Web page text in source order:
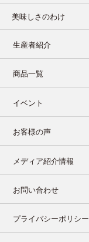
美味しさのわけ
生産者紹介
商品一覧
イベント
お客様の声
メディア紹介情報
お問い合わせ
プライバシーポリシー